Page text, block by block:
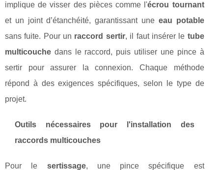
implique de visser des pièces comme l'écrou tournant
et un joint d’étanchéité, garantissant une eau potable
sans fuite. Pour un raccord sertir, il faut insérer le tube
multicouche dans le raccord, puis utiliser une pince à
sertir pour assurer la connexion. Chaque méthode
répond à des exigences spécifiques, selon le type de
projet.
Outils nécessaires pour l'installation des
raccords multicouches
Pour le sertissage, une pince spécifique est